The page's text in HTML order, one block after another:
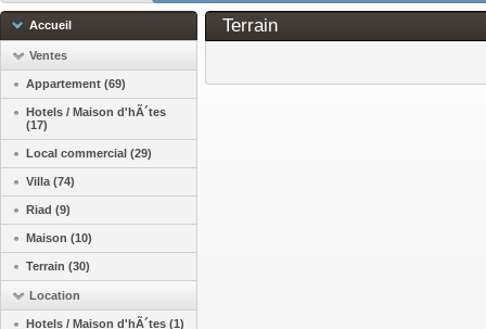
Accueil
Ventes
Appartement (69)
Hotels / Maison d'hÃ´tes
(17)
Local commercial (29)
Villa (74)
Riad (9)
Maison (10)
Terrain (30)
Location
Hotels / Maison d'hÃ´tes (1)
Terrain